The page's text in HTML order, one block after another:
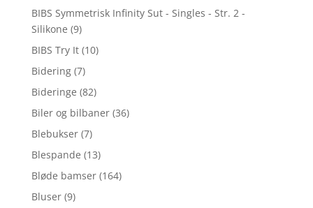
BIBS Symmetrisk Infinity Sut - Singles - Str. 2 -
Silikone (9)
BIBS Try It (10)
Bidering (7)
Bideringe (82)
Biler og bilbaner (36)
Blebukser (7)
Blespande (13)
Bløde bamser (164)
Bluser (9)